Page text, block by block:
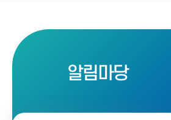
알림마당